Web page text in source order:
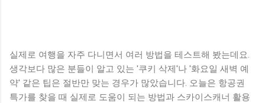
실제로 여행을 자주 다니면서 여러 방법을 테스트해 봤는데요.
생각보다 많은 분들이 알고 있는 '쿠키 삭제'나 '화요일 새벽 예
약' 같은 팁은 절반만 맞는 경우가 많았습니다. 오늘은 항공권
특가를 찾을 때 실제로 도움이 되는 방법과 스카이스캐너 활용